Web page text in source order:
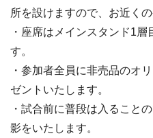
所を設けますので、お近く
・座席はメインスタンド1
す。
・参加者全員に非売品のオ
ゼントいたします。
・試合前に普段は入ること
影をいたします。